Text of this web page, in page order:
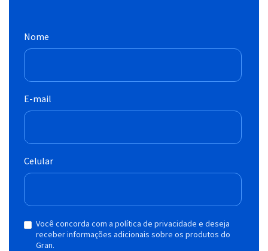
Nome
E-mail
Celular
Você concorda com a política de privacidade e deseja
receber informações adicionais sobre os produtos do
Gran.